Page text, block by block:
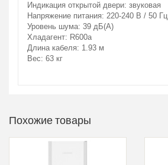
Индикация открытой двери: звуковая
Напряжение питания: 220-240 В / 50 Гц
Уровень шума: 39 дБ(А)
Хладагент: R600a
Длина кабеля: 1.93 м
Вес: 63 кг
Похожие товары